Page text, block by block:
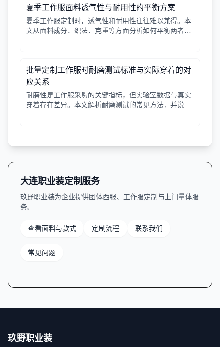
夏季工作服面料透气性与耐用性的平衡方案
夏季工作服定制时，透气性和耐用性往往难以兼得。本
文从面料成分、织法、克重等方面分析如何平衡两者，
批量定制工作服时耐磨测试标准与实际穿着的对
应关系
耐磨性是工作服采购的关键指标，但实验室数据与真实
穿着存在差异。本文解析耐磨测试的常见方法，并说明
大连职业装定制服务
玖野职业装为企业提供团体西服、工作服定制与上门量体服
务。
查看面料与款式 定制流程 联系我们
常见问题
玖野职业装